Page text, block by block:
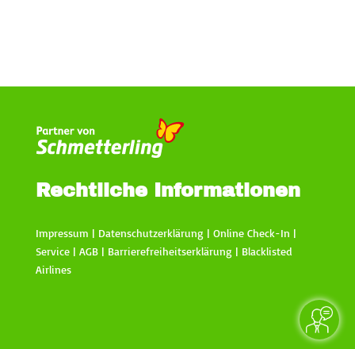
Rechtliche Informationen
Impressum | Datenschutzerklärung | Online Check-In |
Service| AGB| Barrierefreiheitserklärung | Blacklisted
Airlines